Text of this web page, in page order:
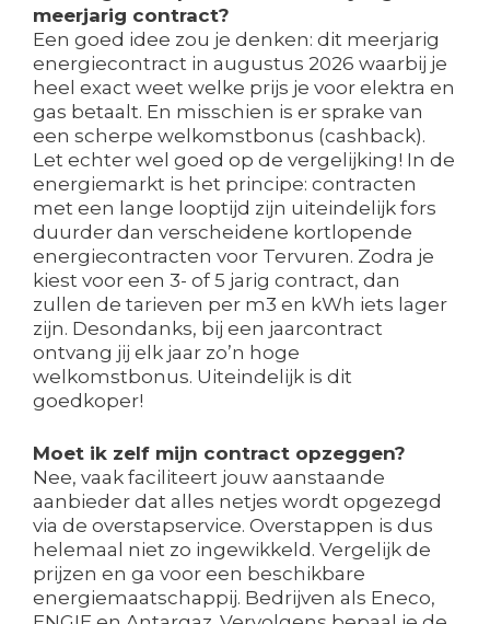
meerjarig contract?
Een goed idee zou je denken: dit meerjarig
energiecontract in augustus 2026 waarbij je
heel exact weet welke prijs je voor elektra en
gas betaalt. En misschien is er sprake van
een scherpe welkomstbonus (cashback).
Let echter wel goed op de vergelijking! In de
energiemarkt is het principe: contracten
met een lange looptijd zijn uiteindelijk fors
duurder dan verscheidene kortlopende
energiecontracten voor Tervuren. Zodra je
kiest voor een 3- of 5 jarig contract, dan
zullen de tarieven per m3 en kWh iets lager
zijn. Desondanks, bij een jaarcontract
ontvang jij elk jaar zo’n hoge
welkomstbonus. Uiteindelijk is dit
goedkoper!
Moet ik zelf mijn contract opzeggen?
Nee, vaak faciliteert jouw aanstaande
aanbieder dat alles netjes wordt opgezegd
via de overstapservice. Overstappen is dus
helemaal niet zo ingewikkeld. Vergelijk de
prijzen en ga voor een beschikbare
energiemaatschappij. Bedrijven als Eneco,